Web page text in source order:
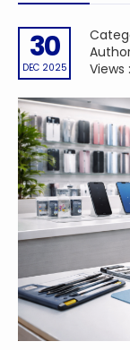
30
DEC 2025
Views